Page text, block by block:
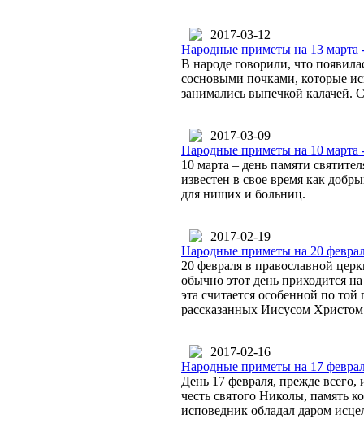
2017-03-12
Народные приметы на 13 марта
В народе говорили, что
сосновыми почками, которые
занимались выпечкой калачей.
2017-03-09
Народные приметы на 10 марта
10 марта – день памяти
известен в свое время как
для нищих и больниц.
2017-02-19
Народные приметы на 20
20 февраля в православной
обычно этот день приходится
эта считается особенной по
рассказанных Иисусом
2017-02-16
Народные приметы на 17
День 17 февраля, прежде
честь святого Николы, память
исповедник обладал даром